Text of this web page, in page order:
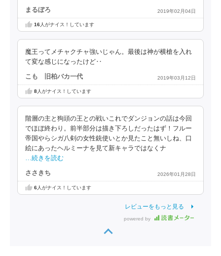
まるぼろ 2019年02月04日
16人がナイス！しています
魔王ってメチャクチャ強いじゃん。最後は神が横槍を入れ
て変な感じになったけど‥
こも 旧柏バカ一代 2019年03月12日
8人がナイス！しています
階層の主と狗頭の王との戦いこれでダンジョンの話は今回
でほぼ終わり。前半部分は描き下ろしだったはず！フルー
帝国やらシガ八剣の女性銃使いとか見たこと無いしね、口
絵にあったヘルミーナを見て新キャラではなくナ
…続きを読む
ささきち 2026年01月28日
6人がナイス！しています
レビューをもっと見る
powered by